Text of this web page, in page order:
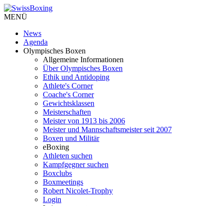
MENÜ
News
Agenda
Olympisches Boxen
Allgemeine Informationen
Über Olympisches Boxen
Ethik und Antidoping
Athlete's Corner
Coache's Corner
Gewichtsklassen
Meisterschaften
Meister von 1913 bis 2006
Meister und Mannschaftsmeister seit 2007
Boxen und Militär
eBoxing
Athleten suchen
Kampfgegner suchen
Boxclubs
Boxmeetings
Robert Nicolet-Trophy
Login